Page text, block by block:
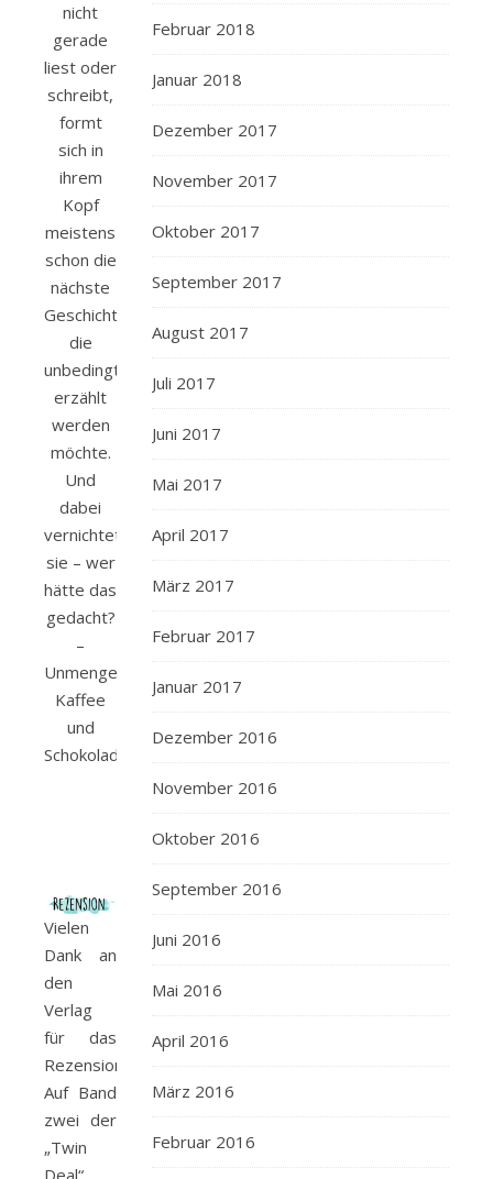
nicht
gerade
liest oder
schreibt,
formt
sich in
ihrem
Kopf
meistens
schon die
nächste
Geschichte,
die
unbedingt
erzählt
werden
möchte.
Und
dabei
vernichtet
sie – wer
hätte das
gedacht?
–
Unmengen
Kaffee
und
Schokolade.
Vielen
Dank an
den
Verlag
für das
Rezensionsexemplar.
Auf Band
zwei der
„Twin
Deal“
Februar 2018
Januar 2018
Dezember 2017
November 2017
Oktober 2017
September 2017
August 2017
Juli 2017
Juni 2017
Mai 2017
April 2017
März 2017
Februar 2017
Januar 2017
Dezember 2016
November 2016
Oktober 2016
September 2016
Juni 2016
Mai 2016
April 2016
März 2016
Februar 2016